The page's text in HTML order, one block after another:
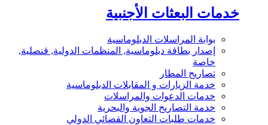
خدمات البعثات الأجنبية
بوابة المراسلات الدبلوماسية
إصدار بطاقة دبلوماسية, المنظمات الدولية, قنصلية,
خاصة
تصاريح المطار
خدمة الزيارات و المقابلات الدبلوماسية
خدمات الدعوات والمراسلات
خدمة التصاريح الجوية والبحرية
خدمات طلبات التعاون القضائي الدولي